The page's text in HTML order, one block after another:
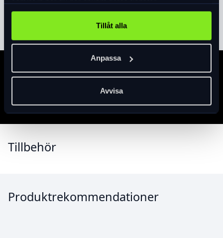
Tillåt alla
Anpassa
Avvisa
Protection-serien erbjuder Ripper säkerhet, komfort och stil
hjälm utmärkt skydd men ändå optimal ventilation. Denna
modell är utrustad med Mips Brain Protection System, en
lågfriktionslösning utformad för att minska rotationskrafter
Ripper Mips JR-hjälmen har en huvudomkrets i en storlek
från 48 cm till 53 cm (18,9 till 20,9 tum). För vissa barn passar
denna hjälm från två års ålder. Hjälmen levereras med ett
unikt Occigrip-vridsystem som gör hjälmen lätt justerbar.
Vikt 320g.
Läs merexpand_more
Specifikation
Tillbehör
Produktrekommendationer